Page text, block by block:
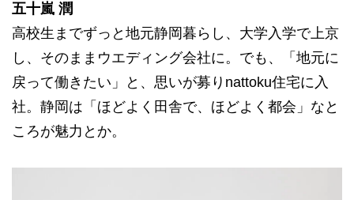
五十嵐 潤
高校生までずっと地元静岡暮らし、大学入学で上京
し、そのままウエディング会社に。でも、「地元に
戻って働きたい」と、思いが募りnattoku住宅に入
社。静岡は「ほどよく田舎で、ほどよく都会」なと
ころが魅力とか。